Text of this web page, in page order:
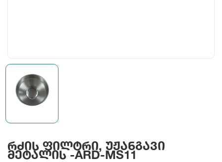
Რძის Ფილტრი, Უჟანგავი
Მეტალის -ARD-MS11